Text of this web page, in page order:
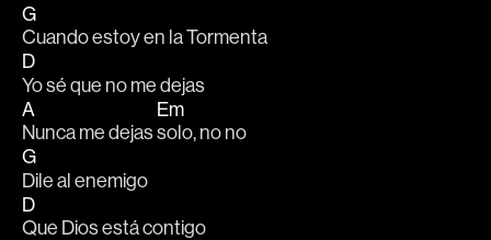
G
Cuando estoy en la Tormenta
D
Yo sé que no me dejas
A
Nunca me dejas
Em
G
Dile al enemigo
D
Que Dios está contigo